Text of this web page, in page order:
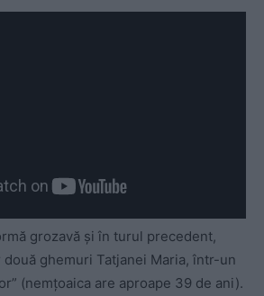
grozavă și în turul precedent,
ghemuri Tatjanei Maria, într-un
(nemțoaica are aproape 39 de ani).